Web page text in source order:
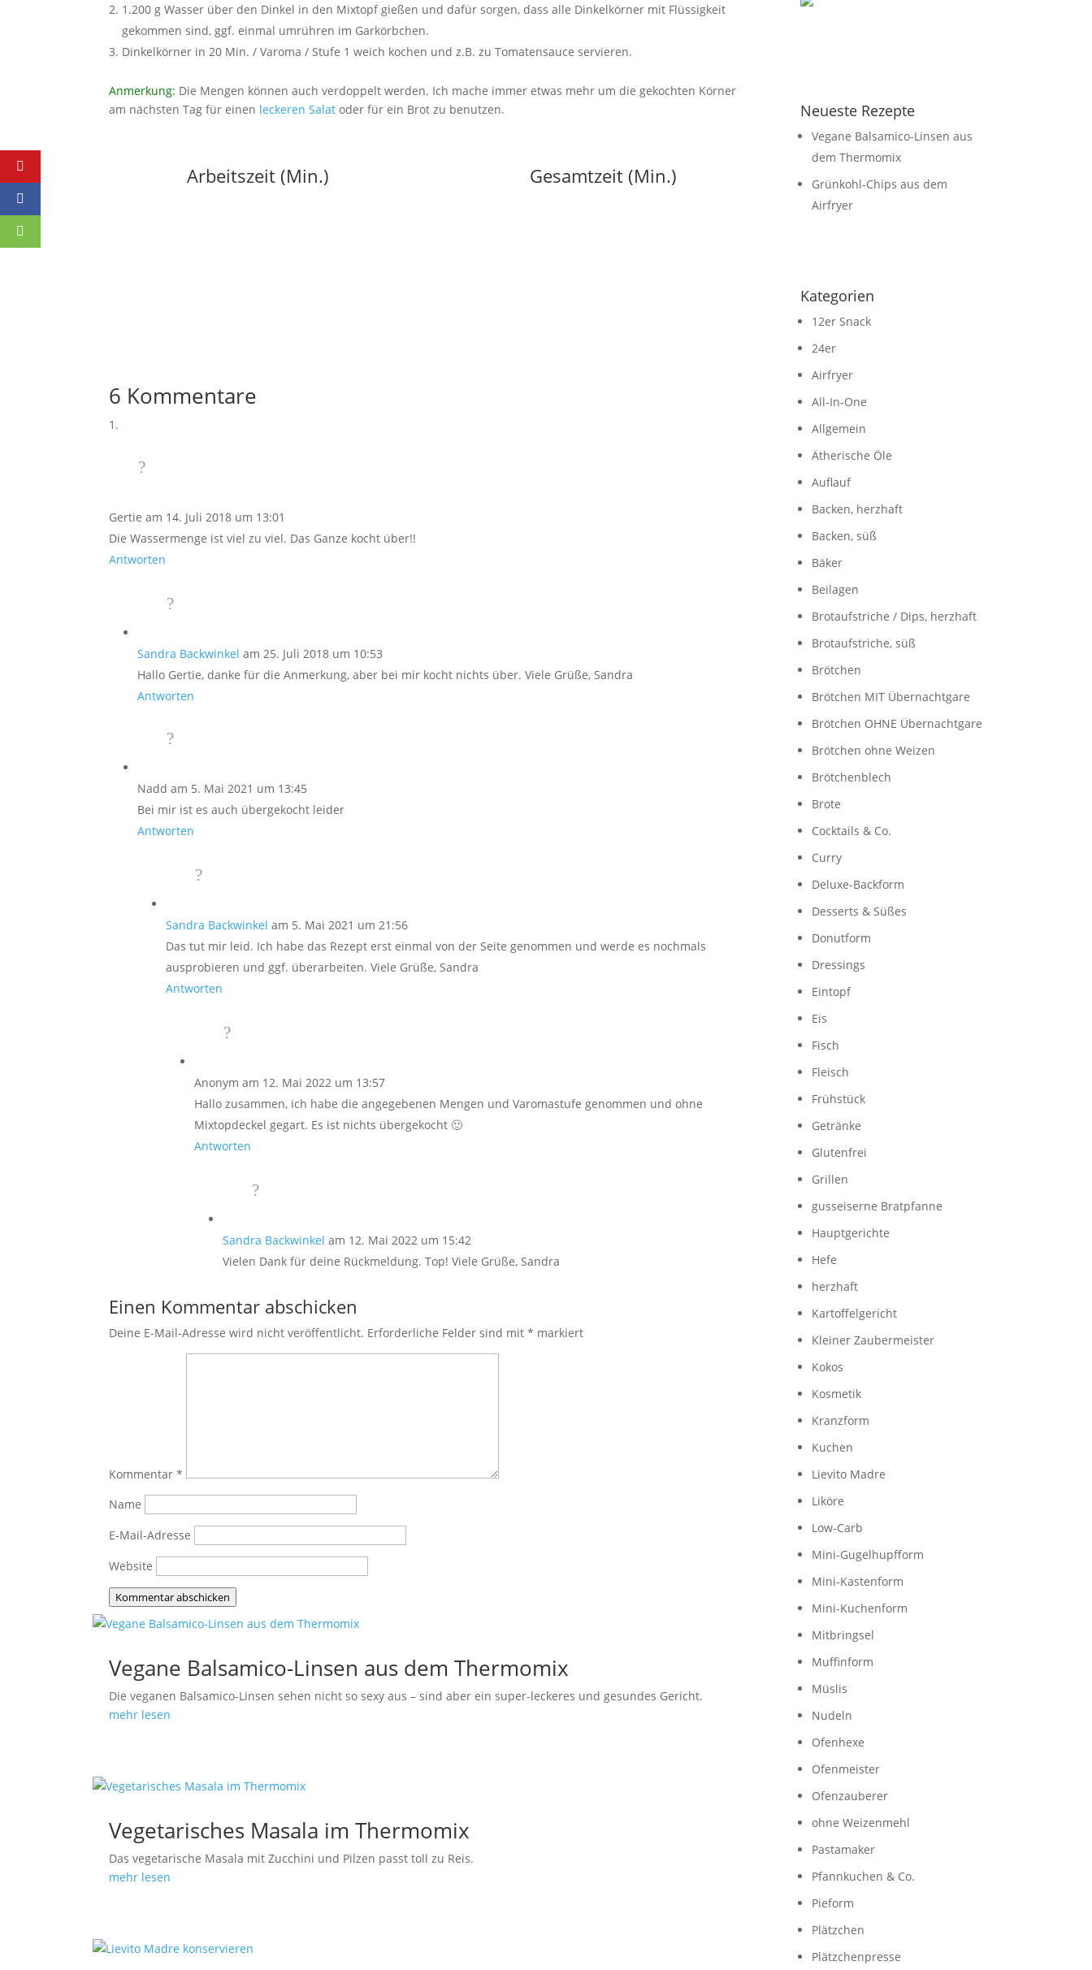
1.200 g Wasser über den Dinkel in den Mixtopf gießen und dafür sorgen, dass alle Dinkelkörner mit Flüssigkeit
gekommen sind, ggf. einmal umrühren im Garkörbchen.
Dinkelkörner in 20 Min. / Varoma / Stufe 1 weich kochen und z.B. zu Tomatensauce servieren.
Anmerkung: Die Mengen können auch verdoppelt werden. Ich mache immer etwas mehr um die gekochten Körner
am nächsten Tag für einen leckeren Salat oder für ein Brot zu benutzen.
Arbeitszeit (Min.) Gesamtzeit (Min.)
6 Kommentare
Gertie am 14. Juli 2018 um 13:01
Die Wassermenge ist viel zu viel. Das Ganze kocht über!!
Antworten
Sandra Backwinkel am 25. Juli 2018 um 10:53
Hallo Gertie, danke für die Anmerkung, aber bei mir kocht nichts über. Viele Grüße, Sandra
Antworten
Nadd am 5. Mai 2021 um 13:45
Bei mir ist es auch übergekocht leider
Antworten
Sandra Backwinkel am 5. Mai 2021 um 21:56
Das tut mir leid. Ich habe das Rezept erst einmal von der Seite genommen und werde es nochmals
ausprobieren und ggf. überarbeiten. Viele Grüße, Sandra
Antworten
Anonym am 12. Mai 2022 um 13:57
Hallo zusammen, ich habe die angegebenen Mengen und Varomastufe genommen und ohne
Mixtopdeckel gegart. Es ist nichts übergekocht 🙂
Antworten
Sandra Backwinkel am 12. Mai 2022 um 15:42
Vielen Dank für deine Rückmeldung. Top! Viele Grüße, Sandra
Einen Kommentar abschicken
Deine E-Mail-Adresse wird nicht veröffentlicht. Erforderliche Felder sind mit* markiert
Kommentar*
Name
E-Mail-Adresse
Website
Kommentar abschicken
Vegane Balsamico-Linsen aus dem Thermomix
Die veganen Balsamico-Linsen sehen nicht so sexy aus – sind aber ein super-leckeres und gesundes Gericht.
mehr lesen
Vegetarisches Masala im Thermomix
Das vegetarische Masala mit Zucchini und Pilzen passt toll zu Reis.
mehr lesen
Neueste Rezepte
Vegane Balsamico-Linsen aus
dem Thermomix
Grünkohl-Chips aus dem
Airfryer
Kategorien
12er Snack
24er
Airfryer
All-In-One
Allgemein
Ätherische Öle
Auflauf
Backen, herzhaft
Backen, süß
Bäker
Beilagen
Brotaufstriche / Dips, herzhaft
Brotaufstriche, süß
Brötchen
Brötchen MIT Übernachtgare
Brötchen OHNE Übernachtgare
Brötchen ohne Weizen
Brötchenblech
Brote
Cocktails & Co.
Curry
Deluxe-Backform
Desserts & Süßes
Donutform
Dressings
Eintopf
Eis
Fisch
Fleisch
Frühstück
Getränke
Glutenfrei
Grillen
gusseiserne Bratpfanne
Hauptgerichte
Hefe
herzhaft
Kartoffelgericht
Kleiner Zaubermeister
Kokos
Kosmetik
Kranzform
Kuchen
Lievito Madre
Liköre
Low-Carb
Mini-Gugelhupfform
Mini-Kastenform
Mini-Kuchenform
Mitbringsel
Muffinform
Müslis
Nudeln
Ofenhexe
Ofenmeister
Ofenzauberer
ohne Weizenmehl
Pastamaker
Pfannkuchen & Co.
Pieform
Plätzchen
Plätzchenpresse